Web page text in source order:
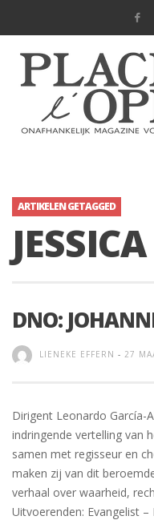
ARTIKELEN GETAGGED
DNO:
LIENEKE EFFERN - 27
Dirigent Leonardo García-
indringende vertelling van
samen met regisseur en
maken zij van dit
verhaal over waarheid,
Uitvoerenden: Evangelist –